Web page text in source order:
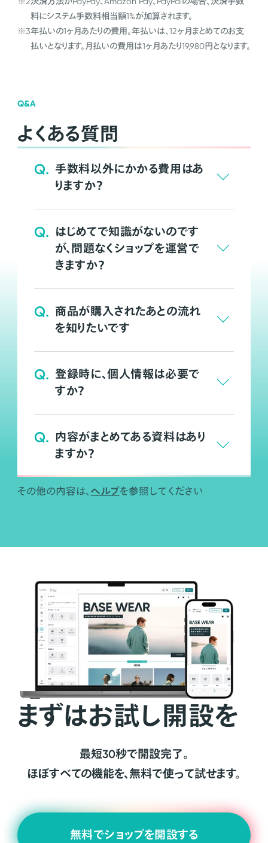
料にシステム手数料相当額1%が加算されます。
※3年払いの1ヶ月あたりの費用。年払いは、12ヶ月まとめてのお支
払いとなります。月払いの費用は1ヶ月あたり19,980円となります。
Q&A
よくある質問
Q. 手数料以外にかかる費用はあ
りますか？
Q. はじめてで知識がないのです
が、問題なくショップを運営で
きますか？
Q. 商品が購入されたあとの流れ
を知りたいです
Q. 登録時に、個人情報は必要で
すか？
Q. 内容がまとめてある資料はあり
ますか？
その他の内容は、 ヘルプを参照してください
まずはお試し開設を
最短30秒で開設完了。
ほぼすべての機能を、無料で使って試せます。
無料でショップを開設する